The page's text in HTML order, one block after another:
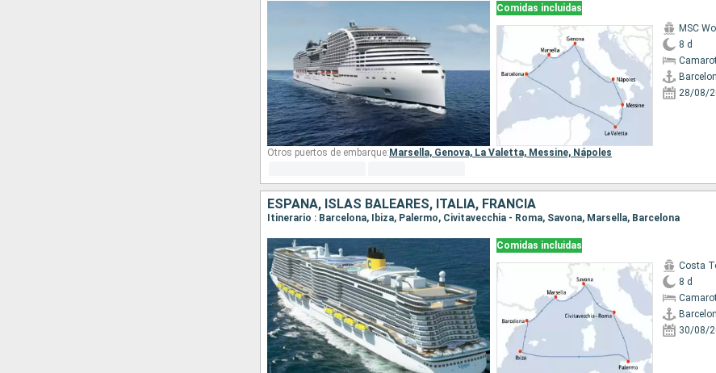
Comidas incluidas
MSC
8 d
28/08/
Otros puertos de embarque: Marsella, Genova, La Valetta, Messine, Nápoles
ESPAÑA, ISLAS BALEARES, ITALIA, FRANCIA
Itinerario : Barcelona, Ibiza, Palermo, Civitavecchia - Roma, Savona, Marsella, Barcelona
Comidas incluidas
Costa
8 d
30/08/